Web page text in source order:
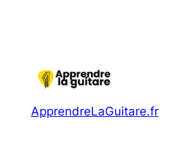
ApprendreLaGuitare.fr